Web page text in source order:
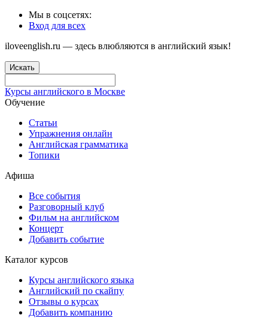
Мы в соцсетях:
Вход для всех
iloveenglish.ru — здесь влюбляются в английский язык!
Искать
Курсы английского в Москве
Обучение
Статьи
Упражнения онлайн
Английская грамматика
Топики
Афиша
Все события
Разговорный клуб
Фильм на английском
Концерт
Добавить событие
Каталог курсов
Курсы английского языка
Английский по скайпу
Отзывы о курсах
Добавить компанию